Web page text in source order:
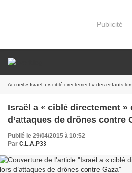
Publicité
Accueil » Israël a « ciblé directement » des enfants lors
Israël a « ciblé directement »
d’attaques de drônes contre
Publié le 29/04/2015 à 10:52
Par C.L.A.P33